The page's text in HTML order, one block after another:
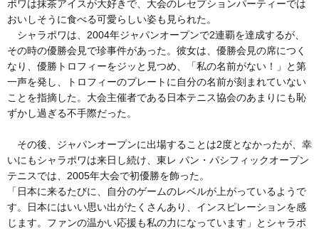
ポワは抹茶アイスが大好きで、大会のレセプションパーティーでは
おいしそうに食べる可愛らしい姿も見られた。
シャラポワは、2004年ジャパンオープンで2連覇を達成するが、
その時の優勝会見で珍事件があった。彼女は、優勝会見の席につく
なり、優勝トロフィーをジッと見つめ、「私の名前がない！」と第
一声を発し、トロフィーのプレートに自分の名前が刻まれていない
ことを指摘した。大会主催者である日本テニス協会のあまりにも恥
ずかし過ぎる不手際だった。
その後、ジャパンオープンに出場することは2度となかったが、幸
いにもシャラポワは来日し続け、東レ パン・パシフィックオープン
テニスでは、2005年大会で初優勝を飾った。
「日本に来るたびに、自分のゲームのレベルが上がっているようで
す。日本にはいい思い出がたくさんあり、インスピレーションを感
じます。ファンの温かい応援も私の力になっています」とシャラポ